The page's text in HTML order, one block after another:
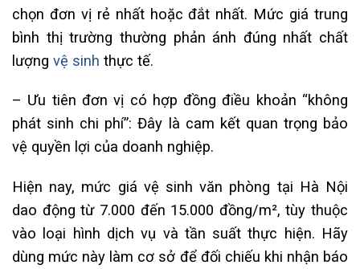
chọn đơn vị rẻ nhất hoặc đắt nhất. Mức giá trung
bình thị trường thường phản ánh đúng nhất chất
lượng vệ sinh thực tế.
– Ưu tiên đơn vị có hợp đồng điều khoản “không
phát sinh chi phí”: Đây là cam kết quan trọng bảo
vệ quyền lợi của doanh nghiệp.
Hiện nay, mức giá vệ sinh văn phòng tại Hà Nội
dao động từ 7.000 đến 15.000 đồng/m², tùy thuộc
vào loại hình dịch vụ và tần suất thực hiện. Hãy
dùng mức này làm cơ sở để đối chiếu khi nhận báo